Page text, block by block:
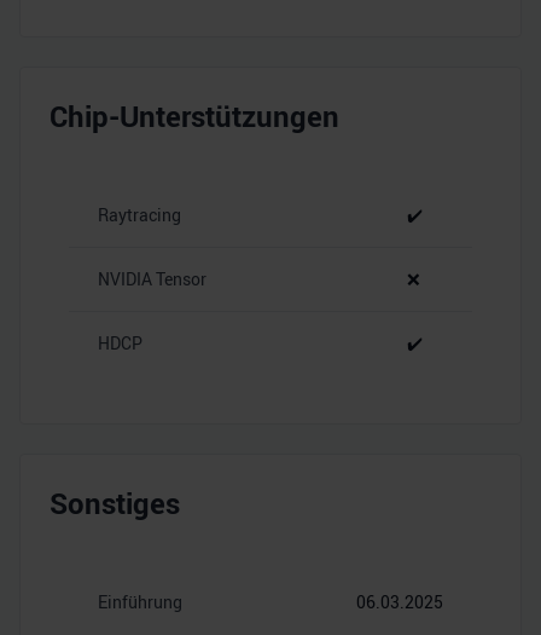
Chip-Unterstützungen
Raytracing ✔️
NVIDIA Tensor ❌
HDCP ✔️
Sonstiges
Einführung 06.03.2025